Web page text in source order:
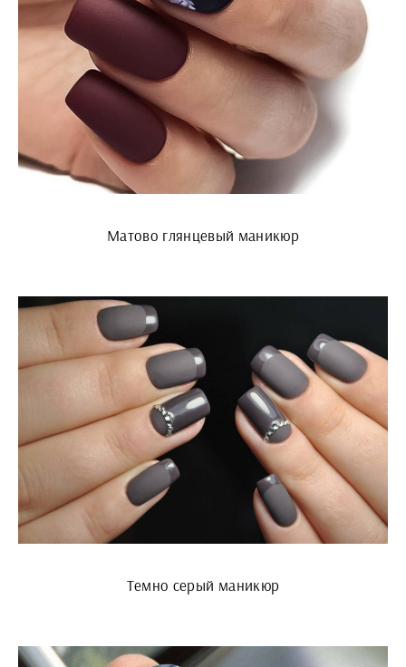
Матово глянцевый маникюр
Темно серый маникюр